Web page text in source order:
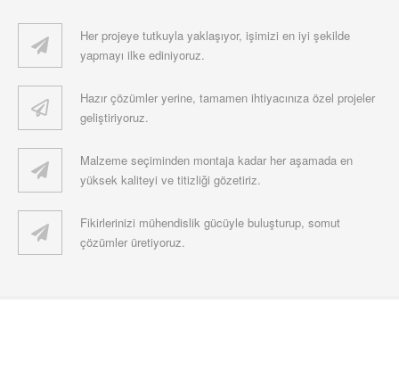
Her projeye tutkuyla yaklaşıyor, işimizi en iyi şekilde
yapmayı ilke ediniyoruz.
Hazır çözümler yerine, tamamen ihtiyacınıza özel projeler
geliştiriyoruz.
Malzeme seçiminden montaja kadar her aşamada en
yüksek kaliteyi ve titizliği gözetiriz.
Fikirlerinizi mühendislik gücüyle buluşturup, somut
çözümler üretiyoruz.